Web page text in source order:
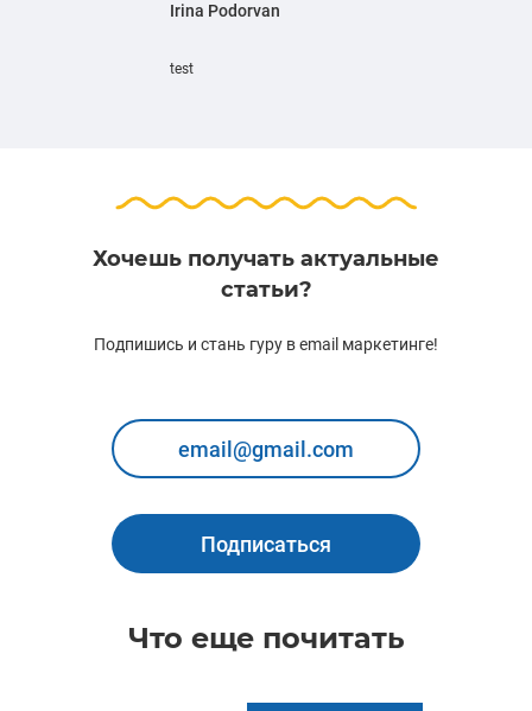
Irina Podorvan
test
Хочешь получать актуальные
статьи?
Подпишись и стань гуру в email маркетинге!
Подписаться
Что еще почитать